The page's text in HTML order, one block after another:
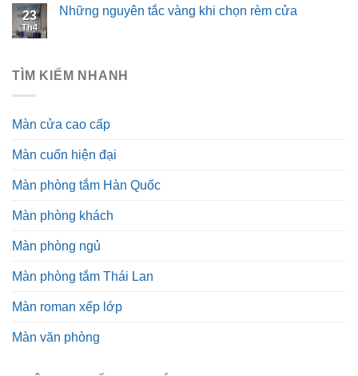
23
Th4
Những nguyên tắc vàng khi chọn rèm cửa
TÌM KIẾM NHANH
Màn cửa cao cấp
Màn cuốn hiện đại
Màn phòng tắm Hàn Quốc
Màn phòng khách
Màn phòng ngủ
Màn phòng tắm Thái Lan
Màn roman xếp lớp
Màn văn phòng